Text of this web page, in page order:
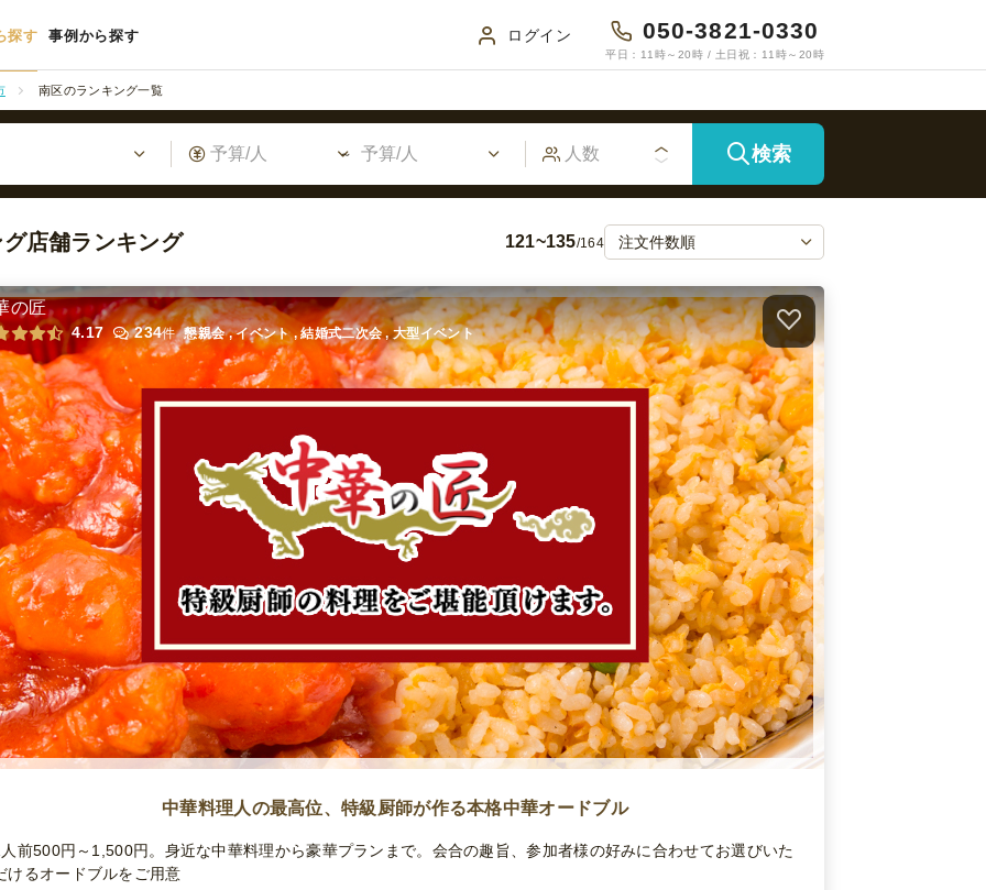
探す 事例から探す ログイン 050-3821-0330
平日：11時～20時 / 土日祝：11時～20時
南区のランキング一覧
検索
店舗ランキング 121~135/164
の匠
4.17 234件 懇親会 , イベント , 結婚式二次会 , 大型イベント
中華料理人の最高位、特級厨師が作る本格中華オードブル
前500円～1,500円。身近な中華料理から豪華プランまで。会合の趣旨、参加者様の好みに合わせてお選びいた
けるオードブルをご用意